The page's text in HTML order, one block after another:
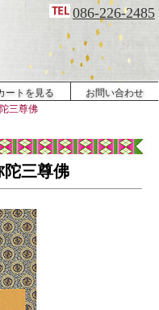
086-226-2485
ートを見る
お問い合わせ
三尊佛
陀三尊佛